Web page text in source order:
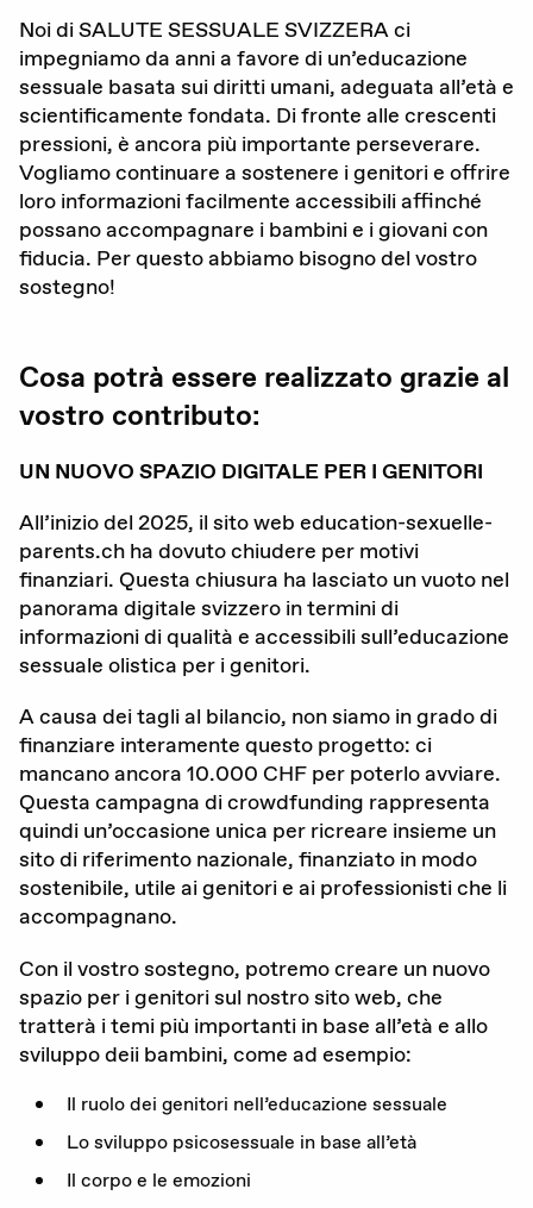
DE FR IT
Noi di SALUTE SESSUALE SVIZZERA ci
impegniamo da anni a favore di un’educazione
sessuale basata sui diritti umani, adeguata all’età e
scientificamente fondata. Di fronte alle crescenti
pressioni, è ancora più importante perseverare.
Vogliamo continuare a sostenere i genitori e offrire
loro informazioni facilmente accessibili affinché
possano accompagnare i bambini e i giovani con
fiducia. Per questo abbiamo bisogno del vostro
sostegno!
Cosa potrà essere realizzato grazie al
vostro contributo:
UN NUOVO SPAZIO DIGITALE PER I GENITORI
All’inizio del 2025, il sito web education-sexuelle-
parents.ch ha dovuto chiudere per motivi
finanziari. Questa chiusura ha lasciato un vuoto nel
panorama digitale svizzero in termini di
informazioni di qualità e accessibili sull’educazione
sessuale olistica per i genitori.
A causa dei tagli al bilancio, non siamo in grado di
finanziare interamente questo progetto: ci
mancano ancora 10.000 CHF per poterlo avviare.
Questa campagna di crowdfunding rappresenta
quindi un’occasione unica per ricreare insieme un
sito di riferimento nazionale, finanziato in modo
sostenibile, utile ai genitori e ai professionisti che li
accompagnano.
Con il vostro sostegno, potremo creare un nuovo
spazio per i genitori sul nostro sito web, che
tratterà i temi più importanti in base all’età e allo
sviluppo deii bambini, come ad esempio:
Il ruolo dei genitori nell’educazione sessuale
Lo sviluppo psicosessuale in base all’età
Il corpo e le emozioni